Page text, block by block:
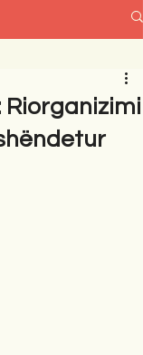
Riorganizimi